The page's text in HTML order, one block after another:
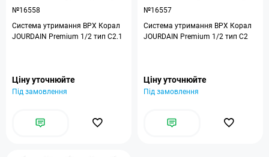
№16558
Система утримання ВРХ Корал
JOURDAIN Premium 1/2 тип C2.1
Ціну уточнюйте
Під замовлення
№16557
Система утримання ВРХ Корал
JOURDAIN Premium 1/2 тип C2
Ціну уточнюйте
Під замовлення